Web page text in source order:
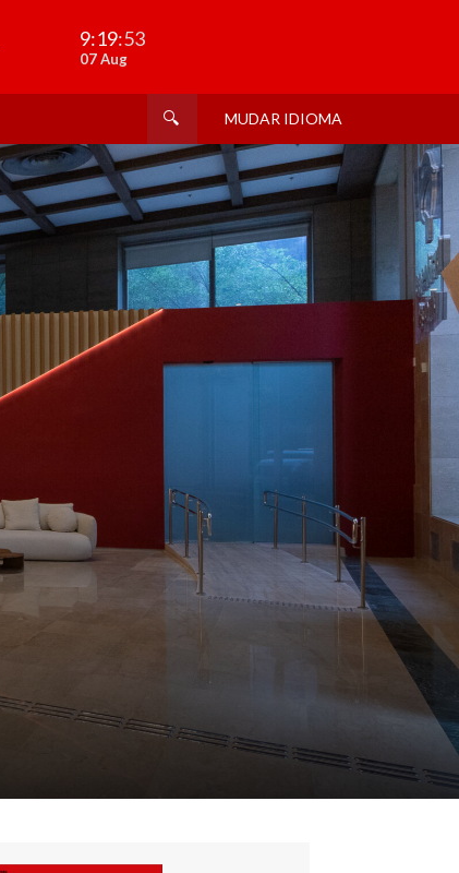
9:19:55
07 Aug
MUDAR IDIOMA